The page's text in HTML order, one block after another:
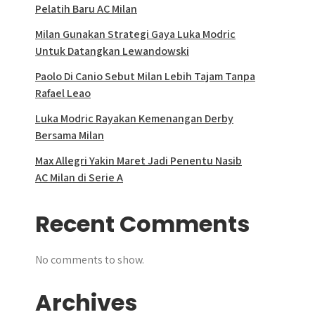
Pelatih Baru AC Milan
Milan Gunakan Strategi Gaya Luka Modric
Untuk Datangkan Lewandowski
Paolo Di Canio Sebut Milan Lebih Tajam Tanpa
Rafael Leao
Luka Modric Rayakan Kemenangan Derby
Bersama Milan
Max Allegri Yakin Maret Jadi Penentu Nasib
AC Milan di Serie A
Recent Comments
No comments to show.
Archives